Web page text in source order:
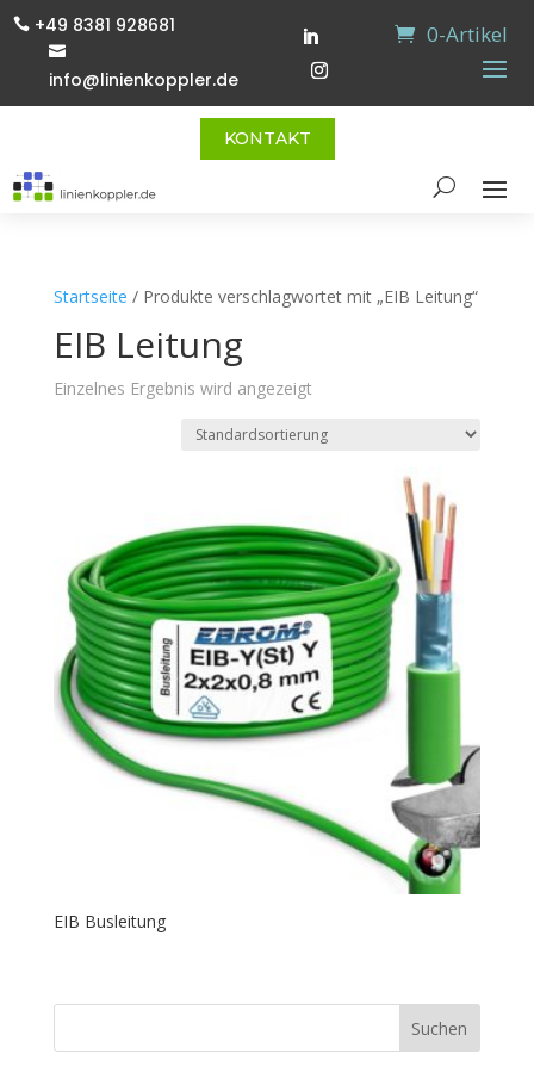
 +49 8381 928681

info@linienkoppler.de
0-Artikel
KONTAKT
Startseite / Produkte verschlagwortet mit „EIB Leitung“
EIB Leitung
Einzelnes Ergebnis wird angezeigt
EIB Busleitung